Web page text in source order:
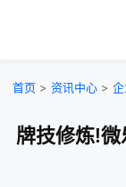
首页 > 资讯中心 >
牌技修炼!